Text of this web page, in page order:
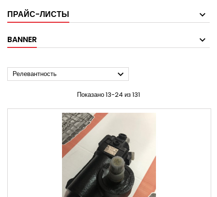
ПРАЙС-ЛИСТЫ
BANNER
Релевантность 
Показано 13-24 из 131